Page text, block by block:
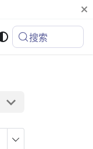
搜索